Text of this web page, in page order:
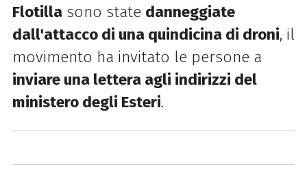
Flotillasono state danneggiate
dall'attacco di una quindicina di droni, il
movimento ha invitato le persone a
inviare una lettera agli indirizzi del
ministero degli Esteri.